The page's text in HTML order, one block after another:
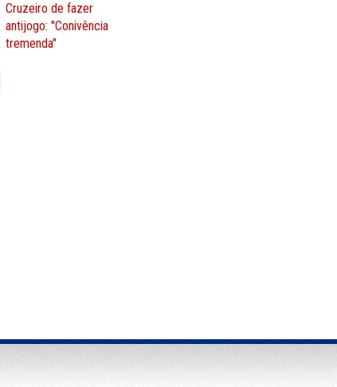
Cruzeiro de fazer
antijogo: "Conivência
tremenda"